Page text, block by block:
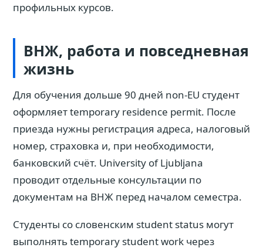
профильных курсов.
ВНЖ, работа и повседневная
жизнь
Для обучения дольше 90 дней non-EU студент
оформляет temporary residence permit. После
приезда нужны регистрация адреса, налоговый
номер, страховка и, при необходимости,
банковский счёт. University of Ljubljana
проводит отдельные консультации по
документам на ВНЖ перед началом семестра.
Студенты со словенским student status могут
выполнять temporary student work через